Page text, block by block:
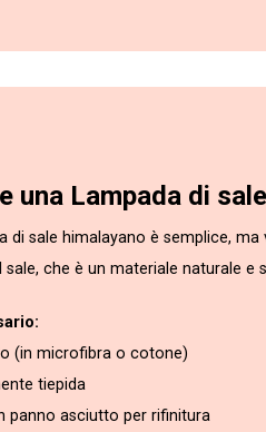
una Lampada di
di sale himalayano è semplice,
sale, che è un materiale naturale e
(in microfibra o cotone)
tiepida
panno asciutto per rifinitura